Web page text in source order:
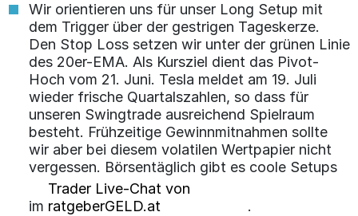
Wir orientieren uns für unser Long Setup mit
dem Trigger über der gestrigen Tageskerze.
Den Stop Loss setzen wir unter der grünen Linie
des 20er-EMA. Als Kursziel dient das Pivot-
Hoch vom 21. Juni. Tesla meldet am 19. Juli
wieder frische Quartalszahlen, so dass für
unseren Swingtrade ausreichend Spielraum
besteht. Frühzeitige Gewinnmitnahmen sollte
wir aber bei diesem volatilen Wertpapier nicht
vergessen. Börsentäglich gibt es coole Setups
im
Trader Live-Chat von
ratgeberGELD.at
.